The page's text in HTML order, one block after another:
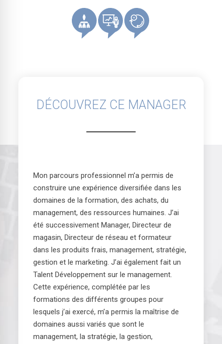
DÉCOUVREZ CE MANAGER
Mon parcours professionnel m’a permis de
construire une expérience diversifiée dans les
domaines de la formation, des achats, du
management, des ressources humaines. J’ai
été successivement Manager, Directeur de
magasin, Directeur de réseau et formateur
dans les produits frais, management, stratégie,
gestion et le marketing. J’ai également fait un
Talent Développement sur le management.
Cette expérience, complétée par les
formations des différents groupes pour
lesquels j’ai exercé, m’a permis la maîtrise de
domaines aussi variés que sont le
management, la stratégie, la gestion,